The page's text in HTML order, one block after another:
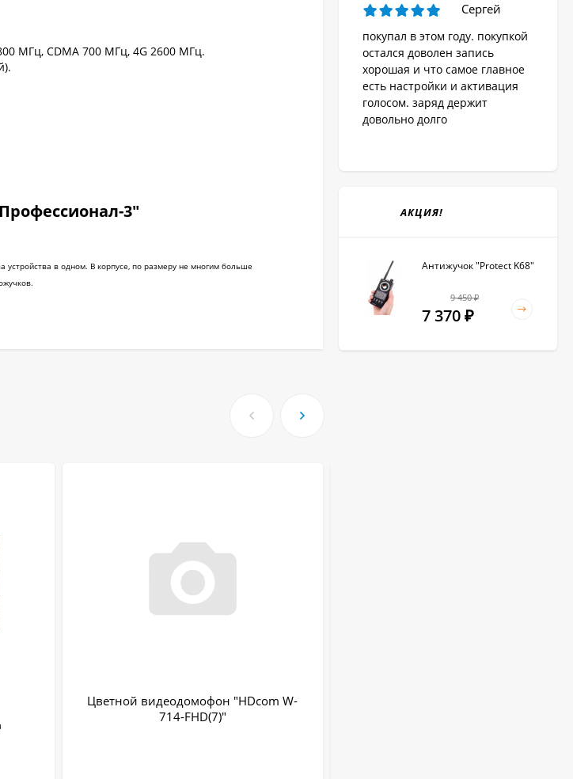
МГц, CDMA 700 МГц, 4G 2600 МГц.
3"
устройства в одном. В корпусе, по размеру не многим больше
Цветной видеодомофон "HDcom W-
714-FHD(7)"
Сергей
покупал в этом году. покупкой
остался доволен запись
хорошая и что самое главное
есть настройки и активация
голосом. заряд держит
довольно долго
АКЦИЯ!
Антижучок "Protect K68"
9 450₽
7 370 ₽